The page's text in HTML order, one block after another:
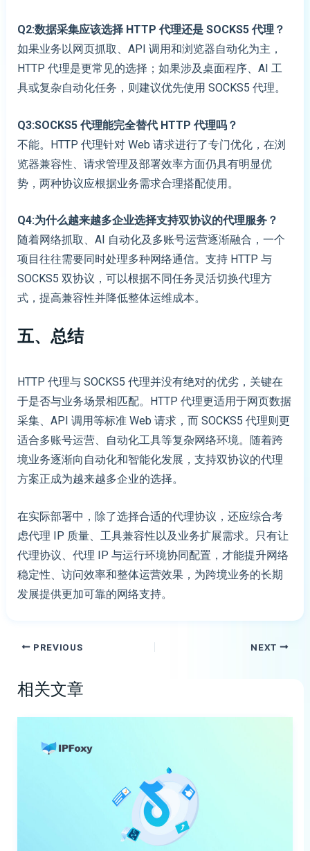
Q2:数据采集应该选择 HTTP 代理还是 SOCKS5 代理？
如果业务以网页抓取、API 调用和浏览器自动化为主，
HTTP 代理是更常见的选择；如果涉及桌面程序、AI 工
具或复杂自动化任务，则建议优先使用 SOCKS5 代理。
Q3:SOCKS5 代理能完全替代 HTTP 代理吗？
不能。HTTP 代理针对 Web 请求进行了专门优化，在浏
览器兼容性、请求管理及部署效率方面仍具有明显优
势，两种协议应根据业务需求合理搭配使用。
Q4:为什么越来越多企业选择支持双协议的代理服务？
随着网络抓取、AI 自动化及多账号运营逐渐融合，一个
项目往往需要同时处理多种网络通信。支持 HTTP 与
SOCKS5 双协议，可以根据不同任务灵活切换代理方
式，提高兼容性并降低整体运维成本。
五、 总结
HTTP 代理与 SOCKS5 代理并没有绝对的优劣，关键在
于是否与业务场景相匹配。HTTP 代理更适用于网页数据
采集、API 调用等标准 Web 请求，而 SOCKS5 代理则更
适合多账号运营、自动化工具等复杂网络环境。随着跨
境业务逐渐向自动化和智能化发展，支持双协议的代理
方案正成为越来越多企业的选择。
在实际部署中，除了选择合适的代理协议，还应综合考
虑代理 IP 质量、工具兼容性以及业务扩展需求。只有让
代理协议、代理 IP 与运行环境协同配置，才能提升网络
稳定性、访问效率和整体运营效果，为跨境业务的长期
发展提供更加可靠的网络支持。
PREVIOUS NEXT
相关文章